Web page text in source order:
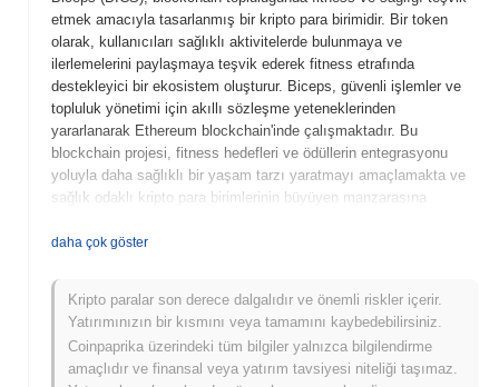
etmek amacıyla tasarlanmış bir kripto para birimidir. Bir token
olarak, kullanıcıları sağlıklı aktivitelerde bulunmaya ve
ilerlemelerini paylaşmaya teşvik ederek fitness etrafında
destekleyici bir ekosistem oluşturur. Biceps, güvenli işlemler ve
topluluk yönetimi için akıllı sözleşme yeteneklerinden
yararlanarak Ethereum blockchain'inde çalışmaktadır. Bu
blockchain projesi, fitness hedefleri ve ödüllerin entegrasyonu
yoluyla daha sağlıklı bir yaşam tarzı yaratmayı amaçlamakta ve
sağlık odaklı kripto para birimlerinin büyüyen manzarasına
Biceps (BICS), 2021 yılında, fitness ve blockchain teknolojisine
tutkulu bir ekip tarafından başlatılmıştır. Proje, fitness endüstrisini
kripto para birimi ile birleştirerek sağlık ve wellness odaklı bir
topluluk oluşturmayı hedeflemektedir. İlk olarak birkaç
merkeziyetsiz borsada listelenen Biceps, fiziksel aktiviteyi ve
daha çok göster
Kripto paralar son derece dalgalıdır ve önemli riskler içerir.
Yatırımınızın bir kısmını veya tamamını kaybedebilirsiniz.
Coinpaprika üzerindeki tüm bilgiler yalnızca bilgilendirme
amaçlıdır ve finansal veya yatırım tavsiyesi niteliği taşımaz.